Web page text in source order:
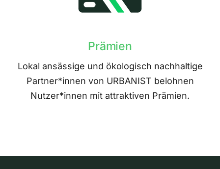
Prämien
Lokal ansässige und ökologisch nachhaltige
Partner*innen von URBANIST belohnen
Nutzer*innen mit attraktiven Prämien.